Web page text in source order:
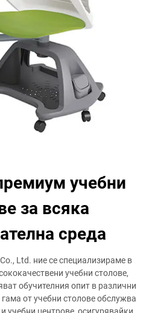
учебни
за всяка
среда
Ltd. ние се специализираме в
учебни столове,
обучителния опит в различни
от учебни столове обслужва